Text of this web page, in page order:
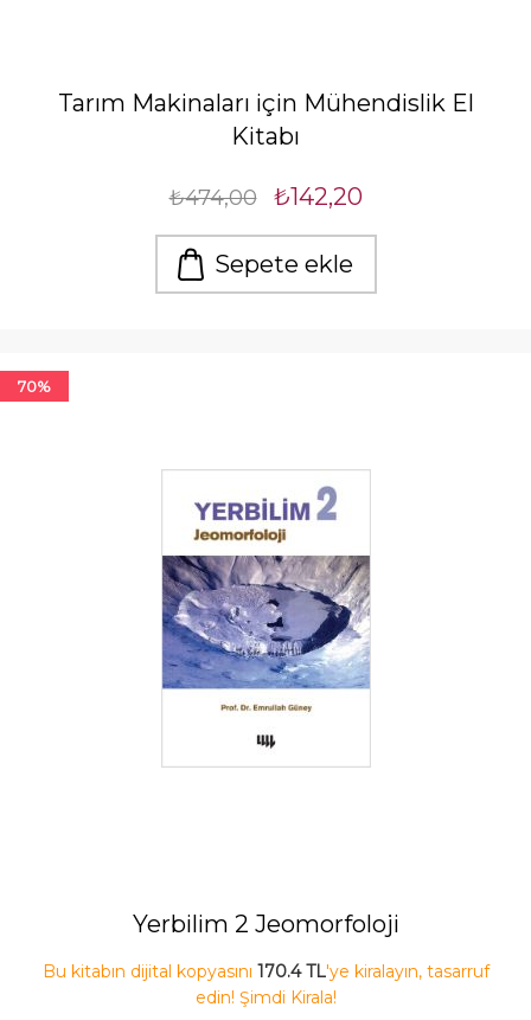
Tarım Makinaları için Mühendislik El
Kitabı
₺474,00 ₺142,20
Sepete ekle
70%
Yerbilim 2 Jeomorfoloji
Bu kitabın dijital kopyasını 170.4 TL'ye kiralayın, tasarruf
edin! Şimdi Kirala!